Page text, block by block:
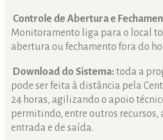
Controle de Abertura e
Monitoramento liga para o local
abertura ou fechamento fora do
Download do Sistema:toda a
pode ser feita à distância pela
24 horas, agilizando o apoio
permitindo, entre outros recursos,
entrada e de saída.